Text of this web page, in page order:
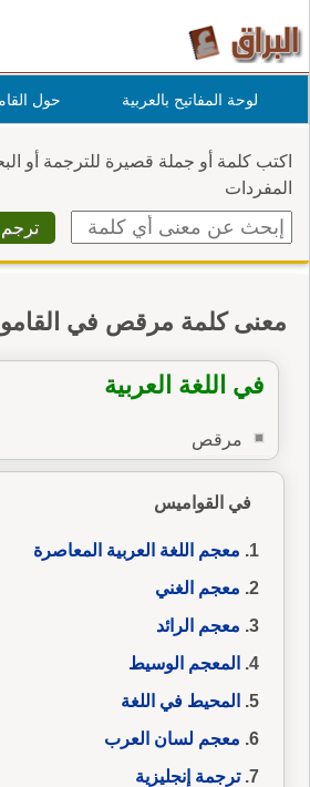
لوحة المفاتيح بالعربية حول
اكتب كلمة أو جملة قصيرة للترجمة أو
المفردات
معنى كلمة مرقص في
في اللغة العربية
مرقص
في القواميس
معجم اللغة العربية المعاصرة
معجم الغني
معجم الرائد
المعجم الوسيط
المحيط في اللغة
معجم لسان العرب
ترجمة إنجليزية